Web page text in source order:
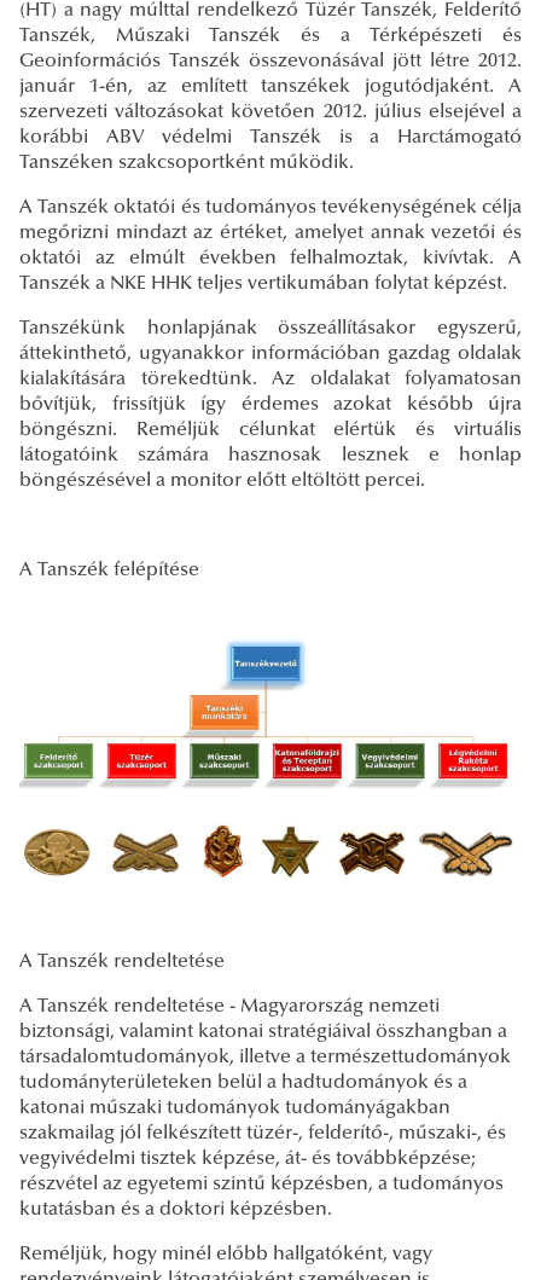
(HT) a nagy múlttal rendelkező Tüzér Tanszék, Felderítő
Tanszék, Műszaki Tanszék és a Térképészeti és
Geoinformációs Tanszék összevonásával jött létre 2012.
január 1-én, az említett tanszékek jogutódjaként. A
szervezeti változásokat követően 2012. július elsejével a
korábbi ABV védelmi Tanszék is a Harctámogató
Tanszéken szakcsoportként működik.
A Tanszék oktatói és tudományos tevékenységének célja
megőrizni mindazt az értéket, amelyet annak vezetői és
oktatói az elmúlt években felhalmoztak, kivívtak. A
Tanszék a NKE HHK teljes vertikumában folytat képzést.
Tanszékünk honlapjának összeállításakor egyszerű,
áttekinthető, ugyanakkor információban gazdag oldalak
kialakítására törekedtünk. Az oldalakat folyamatosan
bővítjük, frissítjük így érdemes azokat később újra
böngészni. Reméljük célunkat elértük és virtuális
látogatóink számára hasznosak lesznek e honlap
böngészésével a monitor előtt eltöltött percei.
A Tanszék felépítése
A Tanszék rendeltetése
A Tanszék rendeltetése - Magyarország nemzeti
biztonsági, valamint katonai stratégiáival összhangban a
társadalomtudományok, illetve a természettudományok
tudományterületeken belül a hadtudományok és a
katonai műszaki tudományok tudományágakban
szakmailag jól felkészített tüzér-, felderítő-, műszaki-, és
vegyivédelmi tisztek képzése, át- és továbbképzése;
részvétel az egyetemi szintű képzésben, a tudományos
kutatásban és a doktori képzésben.
Reméljük, hogy minél előbb hallgatóként, vagy